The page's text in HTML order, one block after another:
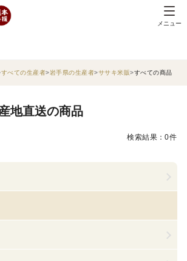
メニュー
すべての生産者 岩手県の生産者 ササキ米販 すべての商品
地直送の商品
検索結果：0件